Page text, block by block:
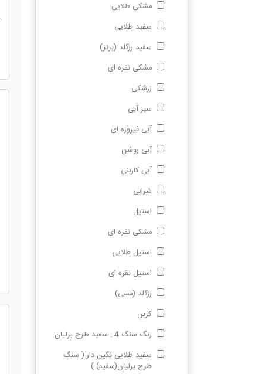
مشکی طلایی
سفید طلایی
سفید رزگلد (برنز)
مشکی نقره ای
زرشکی
سبز آبی
آبی فیروزه ای
آبی روشن
آبی کاربنی
شرابی
استیل
مشکی نقره ای
استیل طلایی
استیل نقره ای
رزگلد (مسی)
کربن
رنگ سنگ 4 : سفید طرح برلیان
سفید طلایی نگین دار ( سنگ
طرح برلیان(سفید) )